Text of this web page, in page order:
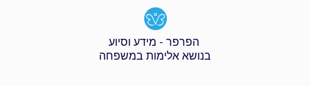
הפרפר - מידע וסיוע
בנושא אלימות במשפחה